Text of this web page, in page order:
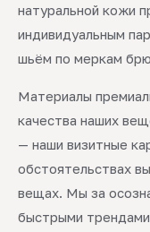
натуральной кожи
индивидуальным
шьём по меркам
Материалы
качества наших
— наши визитные
обстоятельствах
вещах. Мы за
быстрыми